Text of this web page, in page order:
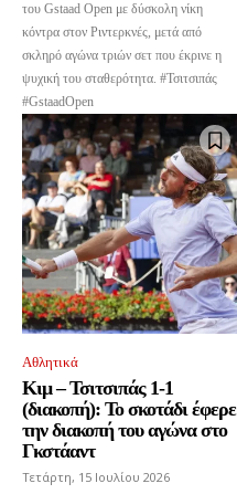
του Gstaad Open με δύσκολη νίκη
κόντρα στον Ριντερκνές, μετά από
σκληρό αγώνα τριών σετ που έκρινε η
ψυχική του σταθερότητα. #Τσιτσιπάς
#GstaadOpen
Αθλητικά
Κιμ – Τσιτσιπάς 1-1
(διακοπή): Το σκοτάδι έφερε
την διακοπή του αγώνα στο
Γκστάαντ
Τετάρτη, 15 Ιουλίου 2026